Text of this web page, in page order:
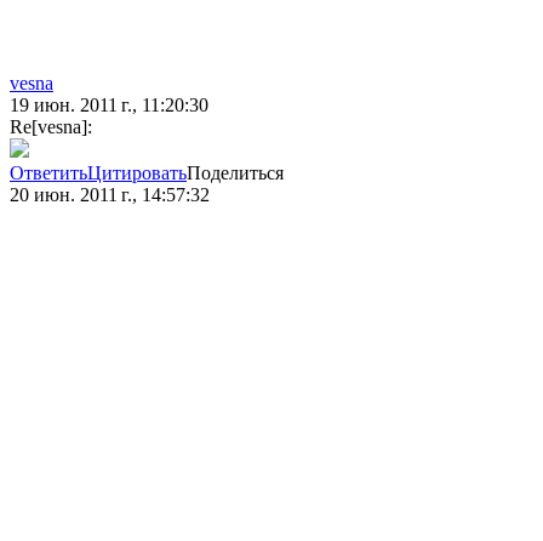
vesna
19 июн. 2011 г., 11:20:30
Re[vesna]:
ОтветитьЦитироватьПоделиться
20 июн. 2011 г., 14:57:32